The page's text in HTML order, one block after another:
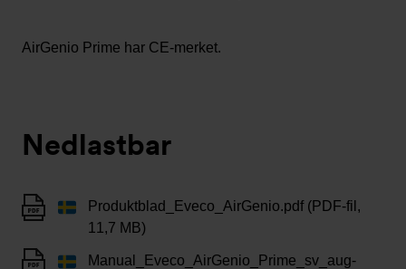
AirGenio Prime har CE-merket.
Nedlastbar
Produktblad_Eveco_AirGenio.pdf (PDF-fil,
11,7 MB)
Manual_Eveco_AirGenio_Prime_sv_aug-